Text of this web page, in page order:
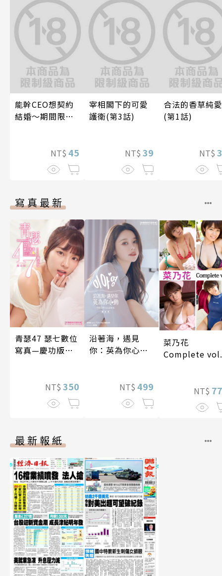
能幹CEO想契約
結婚～期間限定
NT$ 45
宰相閣下的可愛
護衛(第3話)
NT$ 39
合法的香草純愛
(第1話)
NT$
寫真最新
青瑟47 瑟七數位
寫真—慶功版
NT$ 350
沿著海，遇見
你：英為你心動
NT$ 499
菜乃花
Complete
NT$
最新報紙